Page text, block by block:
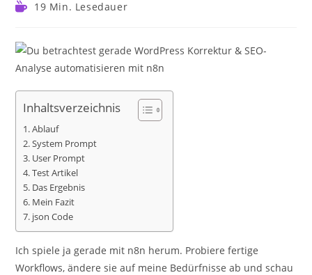
Lesedauer:
19 Min. Lesedauer
Inhaltsverzeichnis
Ablauf
System Prompt
User Prompt
Test Artikel
Das Ergebnis
Mein Fazit
json Code
Ich spiele ja gerade mit n8n herum. Probiere fertige
Workflows, ändere sie auf meine Bedürfnisse ab und schau